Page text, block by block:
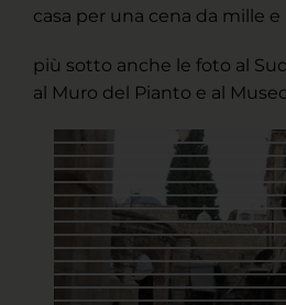
casa per una cena da mille
più sotto anche le foto al
al Muro del Pianto e al